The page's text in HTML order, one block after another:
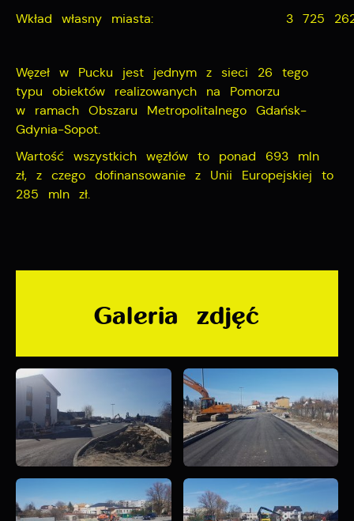
Wkład własny miasta:
3 725
Węzeł w Pucku jest jednym z sieci 26 tego
typu obiektów realizowanych na Pomorzu
w ramach Obszaru Metropolitalnego Gdańsk-
Gdynia-Sopot.
Wartość wszystkich węzłów to ponad 693 mln
zł, z czego dofinansowanie z Unii Europejskiej to
285 mln zł.
Galeria zdjęć